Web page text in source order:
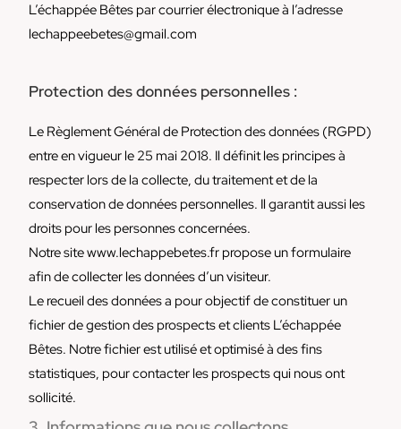
L’échappée Bêtes par courrier électronique à l’adresse
lechappeebetes@gmail.com
Protection des données personnelles :
Le Règlement Général de Protection des données (RGPD)
entre en vigueur le 25 mai 2018. Il définit les principes à
respecter lors de la collecte, du traitement et de la
conservation de données personnelles. Il garantit aussi les
droits pour les personnes concernées.
Notre site www.lechappebetes.fr propose un formulaire
afin de collecter les données d’un visiteur.
Le recueil des données a pour objectif de constituer un
fichier de gestion des prospects et clients L’échappée
Bêtes. Notre fichier est utilisé et optimisé à des fins
statistiques, pour contacter les prospects qui nous ont
sollicité.